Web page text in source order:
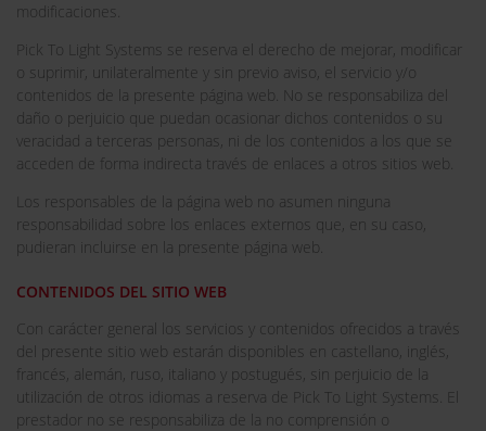
modificaciones.
Pick To Light Systems se reserva el derecho de mejorar, modificar
o suprimir, unilateralmente y sin previo aviso, el servicio y/o
contenidos de la presente página web. No se responsabiliza del
daño o perjuicio que puedan ocasionar dichos contenidos o su
veracidad a terceras personas, ni de los contenidos a los que se
acceden de forma indirecta través de enlaces a otros sitios web.
Los responsables de la página web no asumen ninguna
responsabilidad sobre los enlaces externos que, en su caso,
pudieran incluirse en la presente página web.
CONTENIDOS DEL SITIO WEB
Con carácter general los servicios y contenidos ofrecidos a través
del presente sitio web estarán disponibles en castellano, inglés,
francés, alemán, ruso, italiano y postugués, sin perjuicio de la
utilización de otros idiomas a reserva de Pick To Light Systems. El
prestador no se responsabiliza de la no comprensión o